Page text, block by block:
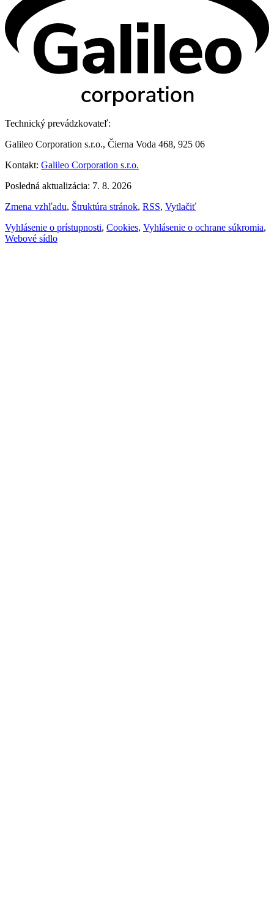
Technický prevádzkovateľ:
Galileo Corporation s.r.o., Čierna Voda 468, 925 06
Kontakt: Galileo Corporation s.r.o.
Posledná aktualizácia: 7. 8. 2026
Zmena vzhľadu, Štruktúra stránok, RSS, Vytlačiť
Vyhlásenie o prístupnosti, Cookies, Vyhlásenie o ochrane súkromia,
Webové sídlo